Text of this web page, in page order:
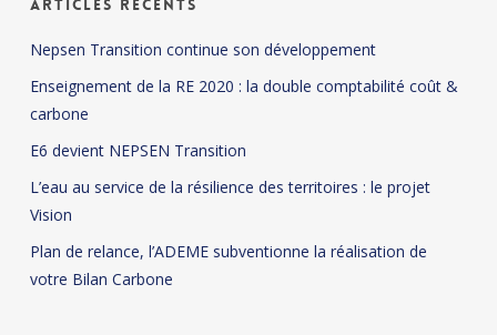
Articles récents
Nepsen Transition continue son développement
Enseignement de la RE 2020 : la double comptabilité coût &
carbone
E6 devient NEPSEN Transition
L’eau au service de la résilience des territoires : le projet
Vision
Plan de relance, l’ADEME subventionne la réalisation de
votre Bilan Carbone